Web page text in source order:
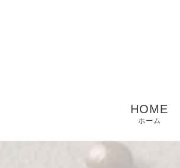
HOME
ホーム